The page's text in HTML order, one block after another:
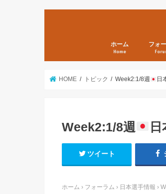
ホーム
Home
フォ
HOME トピック Week2:1/8週 日
Week2:1/8週
ツイート
ホーム › フォーラム › 日本選手情報 ›